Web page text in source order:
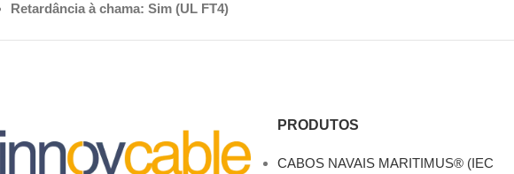
Retardância à chama: Sim (UL FT4)
PRODUTOS
CABOS NAVAIS MARITIMUS® (IEC